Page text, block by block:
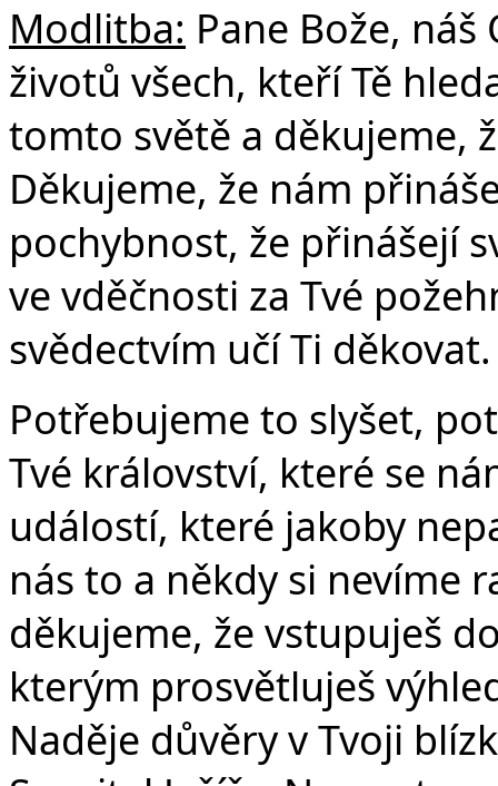
Modlitba: Pane Bože,
životů všech, kteří Tě
tomto světě a děkujeme,
Děkujeme, že nám
pochybnost, že přinášejí
ve vděčnosti za Tvé
svědectvím učí Ti děkovat.
Potřebujeme to slyšet,
Tvé království, které se
událostí, které jakoby
nás to a někdy si nevíme
děkujeme, že vstupuješ
kterým prosvětluješ
Naděje důvěry v Tvoji